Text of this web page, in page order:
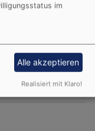
im
Alle akzeptieren
Realisiert mit Klaro!